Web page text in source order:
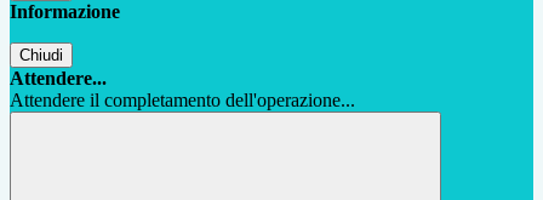
Informazione
Chiudi
Attendere...
Attendere il completamento dell'operazione...